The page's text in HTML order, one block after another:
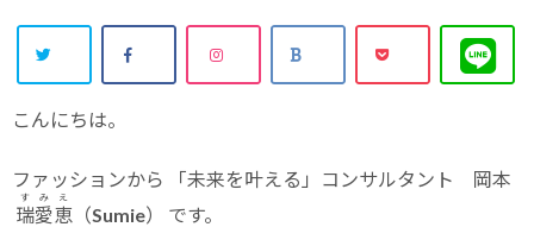
こんにちは。
ファッションから 「未来を叶える」コンサルタント 岡本
瑞愛恵
すみえ
（Sumie） です。